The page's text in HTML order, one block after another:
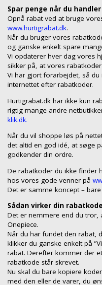
Spar penge når du
Opnå rabat ved at bruge
www.hurtigrabat.dk.
Når du bruger vores
og ganske enkelt spare
Vi opdaterer hver dag vores
sikker på, at vores
Vi har gjort forarbejdet, så
internettet efter rabatkoder.
Hurtigrabat.dk har ikke kun
rigtig mange andre
klik.dk.
Når du vil shoppe løs på
det altid en god idé, at søge
godkender din ordre.
De rabatkoder du ikke finder
hos vores gode venner på
Det er samme koncept –
Sådan virker din
Det er nemmere end du tror,
Onepiece.
Når du har fundet den rabat,
klikker du ganske enkelt på
rabat. Derefter kommer der
rabatkode står skrevet.
Nu skal du bare kopiere
med den eller de varer, du